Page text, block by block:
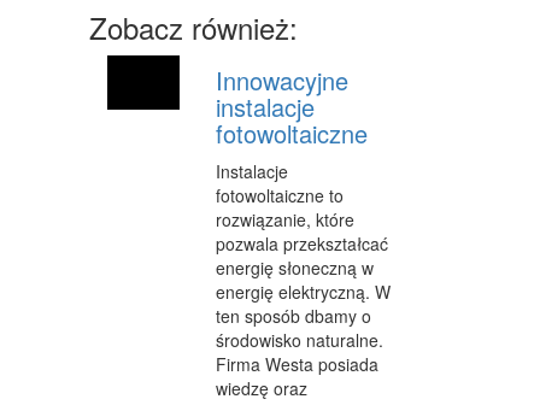
SPRZĘT
NARZĘDZIA
TRANSPORT
TRANSPORT
CZĘŚCI SAMOCHODOWE
WYNAJEM
USŁUGI MOTORYZACYJNE
Zobacz również:
Innowacyjne
instalacje
fotowoltaiczne
Instalacje
fotowoltaiczne to
rozwiązanie, które
pozwala przekształcać
energię słoneczną w
energię elektryczną. W
ten sposób dbamy o
środowisko naturalne.
Firma Westa posiada
wiedzę oraz